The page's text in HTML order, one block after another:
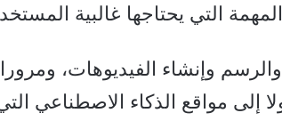
التي يحتاجها غالبية
والرسم وإنشاء الفيديوهات،
إلى مواقع الذكاء الاصطناعي